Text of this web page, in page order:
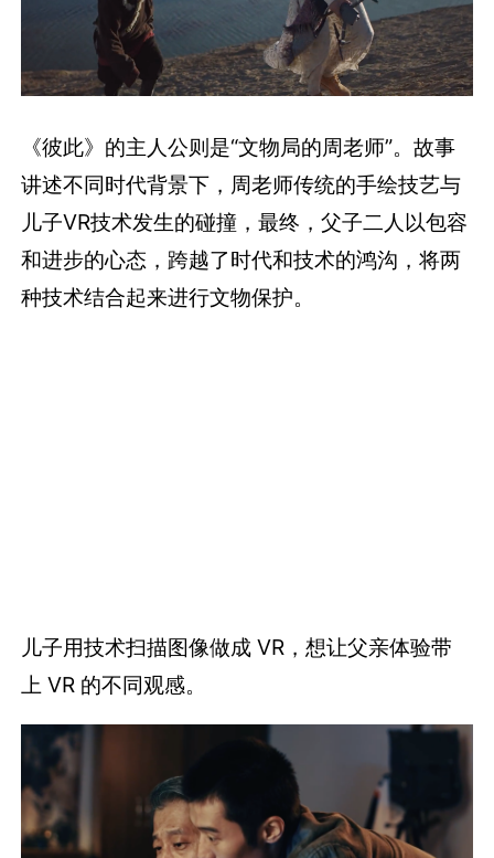
《彼此》的主人公则是“文物局的周老师”。故事
讲述不同时代背景下，周老师传统的手绘技艺与
儿子VR技术发生的碰撞，最终，父子二人以包容
和进步的心态，跨越了时代和技术的鸿沟，将两
种技术结合起来进行文物保护。
儿子用技术扫描图像做成 VR，想让父亲体验带
上 VR 的不同观感。